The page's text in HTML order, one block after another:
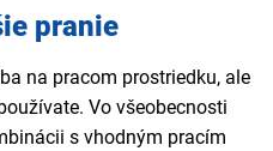
pranie
na pracom prostriedku, ale
Vo všeobecnosti
s vhodným pracím